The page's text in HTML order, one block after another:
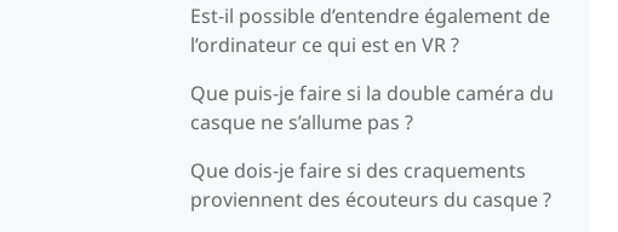
Est-il possible d’entendre également de
l’ordinateur ce qui est en VR ?
Que puis-je faire si la double caméra du
casque ne s’allume pas ?
Que dois-je faire si des craquements
proviennent des écouteurs du casque ?